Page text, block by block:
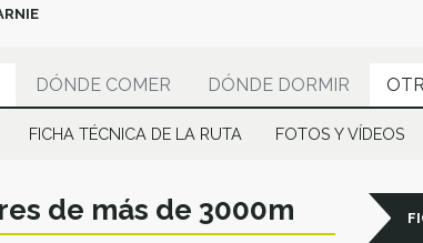
DÓNDE COMER DÓNDE DORMIR
FICHA TÉCNICA DE LA RUTA FOTOS Y VÍDEOS
de más de 3000m